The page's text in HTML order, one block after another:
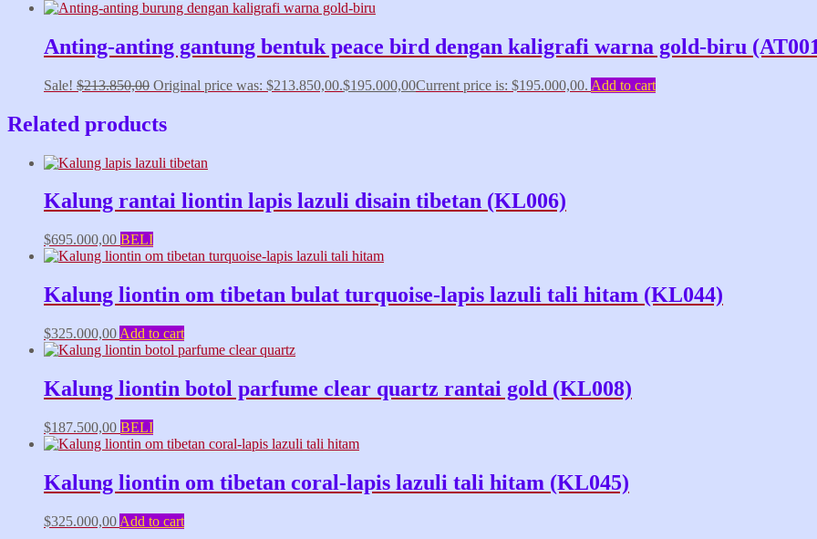
Anting-anting gantung bentuk peace bird dengan kaligrafi warna gold-biru
Sale! $213.850,00 Original price was: $213.850,00.$195.000,00Current price is: $195.000,00. Add to cart
Related products
Kalung rantai liontin lapis lazuli disain tibetan (KL006)
$695.000,00 BELI
Kalung liontin om tibetan bulat turquoise-lapis lazuli tali hitam (KL044)
$325.000,00 Add to cart
Kalung liontin botol parfume clear quartz rantai gold (KL008)
$187.500,00 BELI
Kalung liontin om tibetan coral-lapis lazuli tali hitam (KL045)
$325.000,00 Add to cart